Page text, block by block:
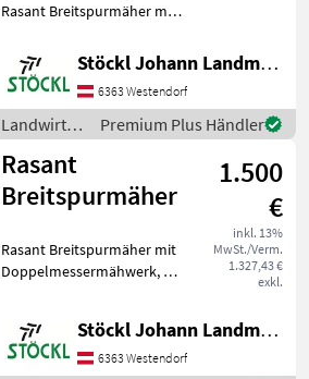
Rasant Breitspurmäher mit
mit Rotaxmotor,
Gummiräder, unrepariert,
Standort Westendorf (C)
Landwirtsch.
Motorfahrzeug
Stöckl Johann Landmaschinen GesmbH & Co KG
6363 Westendorf
Landwirtsch.
Motorfahrzeuge
/ Rasant
Premium Plus Händler
Rasant
Breitspurmäher
1.500
€
inkl. 13%
MwSt./Verm.
1.327,43 €
exkl.
Rasant Breitspurmäher mit
Doppelmessermähwerk, 4-
Motorfahrzeuge
Motormäher/-fräsen
Stöckl Johann Landmaschinen GesmbH & Co KG
6363 Westendorf